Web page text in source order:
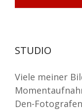
STUDIO
Viele meiner
Den-